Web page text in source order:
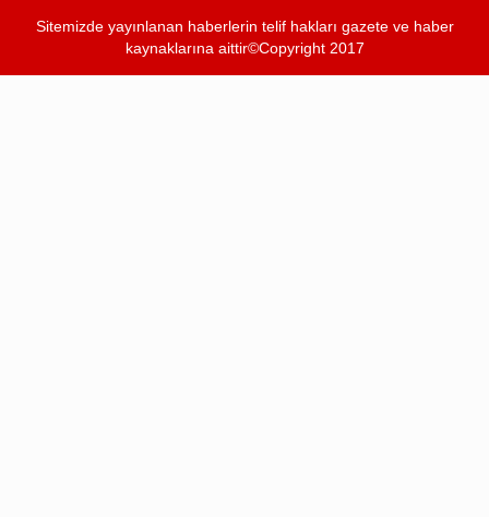
Sitemizde yayınlanan haberlerin telif hakları gazete ve haber
kaynaklarına aittir©Copyright 2017